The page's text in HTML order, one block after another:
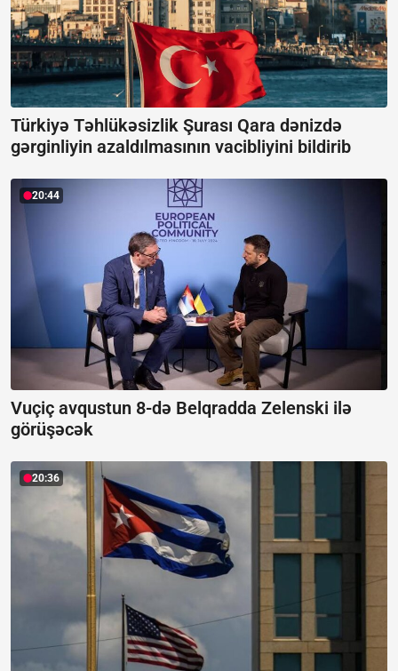
Türkiyə Təhlükəsizlik Şurası Qara dənizdə
gərginliyin azaldılmasının vacibliyini bildirib
20:44
Vuçiç avqustun 8-də Belqradda Zelenski ilə
görüşəcək
20:36